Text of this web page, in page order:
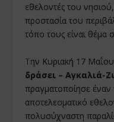
εθελοντές του
προστασία του
τόπο τους είναι θέμα
Την Κυριακή 17
δράσει – Αγκαλιά-
πραγματοποίησε
αποτελεσματικό
πολυσύχναστη